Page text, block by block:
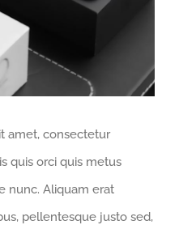
amet, consectetur
quis orci quis metus
nunc. Aliquam erat
pellentesque justo sed,